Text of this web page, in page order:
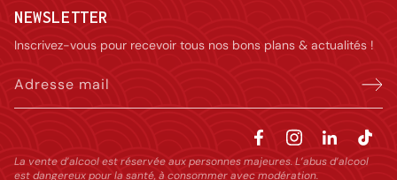
NEWSLETTER
Inscrivez-vous pour recevoir tous nos bons plans & actualités !
Adresse mail
La vente d’alcool est réservée aux personnes majeures. L’abus d’alcool
est dangereux pour la santé, à consommer avec modération.